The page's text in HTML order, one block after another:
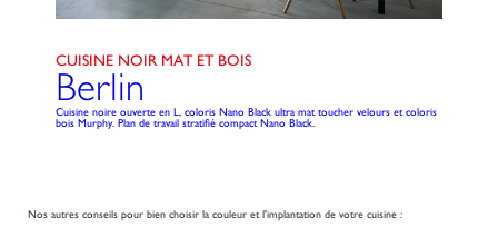
CUISINE NOIR MAT ET BOIS
Berlin
Cuisine noire ouverte en L, coloris Nano Black ultra mat toucher velours et coloris
bois Murphy. Plan de travail stratifié compact Nano Black.
Nos autres conseils pour bien choisir la couleur et l'implantation de votre cuisine :